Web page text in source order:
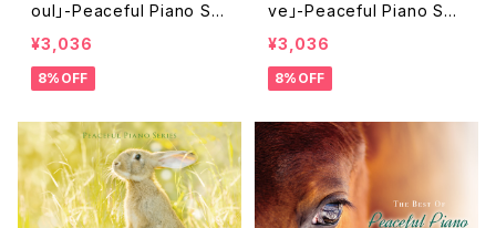
oul」-Peaceful Piano Se
ries-／Yuusuke
¥3,036
8%OFF
ve」-Peaceful Piano Ser
ies-／Yuusuke
¥3,036
8%OFF